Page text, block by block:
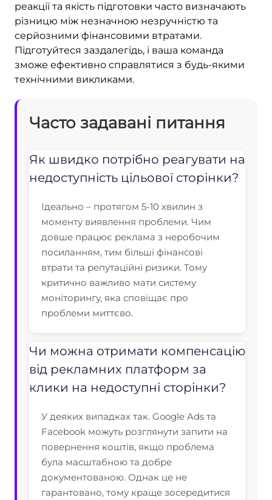
реакції та якість підготовки часто визначають
різницю між незначною незручністю та
серйозними фінансовими втратами.
Підготуйтеся заздалегідь, і ваша команда
зможе ефективно справлятися з будь-якими
технічними викликами.
Часто задавані питання
Як швидко потрібно реагувати на
недоступність цільової сторінки?
Ідеально – протягом 5-10 хвилин з
моменту виявлення проблеми. Чим
довше працює реклама з неробочим
посиланням, тим більші фінансові
втрати та репутаційні ризики. Тому
критично важливо мати систему
моніторингу, яка сповіщає про
проблеми миттєво.
Чи можна отримати компенсацію
від рекламних платформ за
клики на недоступні сторінки?
У деяких випадках так. Google Ads та
Facebook можуть розглянути запити на
повернення коштів, якщо проблема
була масштабною та добре
документованою. Однак це не
гарантовано, тому краще зосередитися